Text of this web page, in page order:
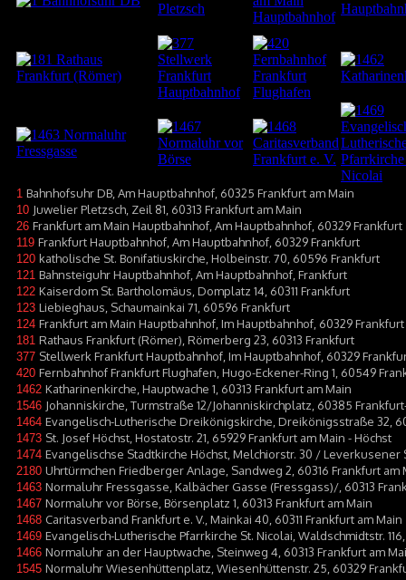
1 Bahnhofsuhr DB, Am Hauptbahnhof, 60325 Frankfurt am Main
10 Juwelier Pletzsch, Zeil 81, 60313 Frankfurt am Main
26 Frankfurt am Main Hauptbahnhof, Am Hauptbahnhof, 60329 Frankfurt
119 Frankfurt Hauptbahnhof, Am Hauptbahnhof, 60329 Frankfurt
120 katholische St. Bonifatiuskirche, Holbeinstr. 70, 60596 Frankfurt
121 Bahnsteiguhr Hauptbahnhof, Am Hauptbahnhof, Frankfurt
122 Kaiserdom St. Bartholomäus, Domplatz 14, 60311 Frankfurt
123 Liebieghaus, Schaumainkai 71, 60596 Frankfurt
124 Frankfurt am Main Hauptbahnhof, Im Hauptbahnhof, 60329 Frankfurt
181 Rathaus Frankfurt (Römer), Römerberg 23, 60313 Frankfurt
377 Stellwerk Frankfurt Hauptbahnhof, Im Hauptbahnhof, 60329
420 Fernbahnhof Frankfurt Flughafen, Hugo-Eckener-Ring 1, 60549
1462 Katharinenkirche, Hauptwache 1, 60313 Frankfurt am Main
1546 Johanniskirche, Turmstraße 12/Johanniskirchplatz, 60385
1464 Evangelisch-Lutherische Dreikönigskirche, Dreikönigsstraße 32,
1473 St. Josef Höchst, Hostatostr. 21, 65929 Frankfurt am Main - Höchst
1474 Evangelischse Stadtkirche Höchst, Melchiorstr. 30 / Leverkusener
2180 Uhrtürmchen Friedberger Anlage, Sandweg 2, 60316 Frankfurt am
1463 Normaluhr Fressgasse, Kalbächer Gasse (Fressgass)/, 60313
1467 Normaluhr vor Börse, Börsenplatz 1, 60313 Frankfurt am Main
1468 Caritasverband Frankfurt e. V., Mainkai 40, 60311 Frankfurt am Main
1469 Evangelisch-Lutherische Pfarrkirche St. Nicolai, Waldschmidtstr.
1466 Normaluhr an der Hauptwache, Steinweg 4, 60313 Frankfurt am
1545 Normaluhr Wiesenhüttenplatz, Wiesenhüttenstr. 25, 60329